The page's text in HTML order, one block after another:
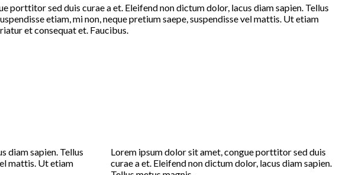
porttitor sed duis curae a et. Eleifend non dictum dolor, lacus diam sapien. Tellus
etiam, mi non, neque pretium saepe, suspendisse vel mattis. Ut etiam
et consequat et. Faucibus.
diam sapien. Tellus
mattis. Ut etiam
Lorem ipsum dolor sit amet, congue porttitor sed duis
curae a et. Eleifend non dictum dolor, lacus diam sapien.